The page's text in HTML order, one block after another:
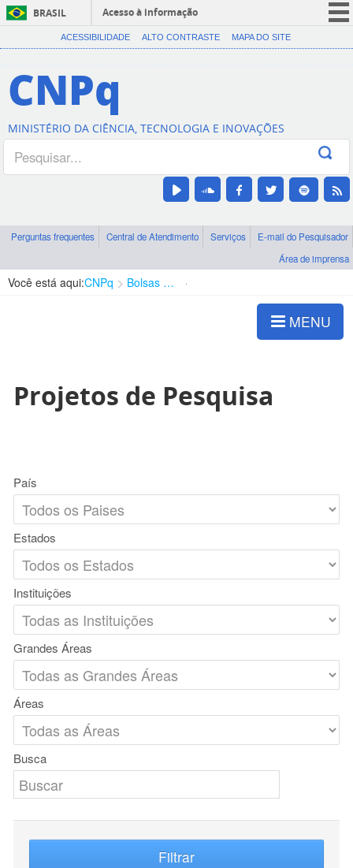
BRASIL
Acesso à informação
CORONAVÍRUS (COVID-19)
Canais
ACESSIBILIDADE ALTO CONTRASTE MAPA DO SITE
CNPq
MINISTÉRIO DA CIÊNCIA, TECNOLOGIA E INOVAÇÕES
Perguntas frequentes Central de Atendimento Serviços
E-mail do Pesquisador
Área de imprensa
Você está aqui:CNPq Bolsas e Auxílios Vigentes
MENU
Projetos de Pesquisa
País
Estados
Instituições
Grandes Áreas
Áreas
Busca
Filtrar